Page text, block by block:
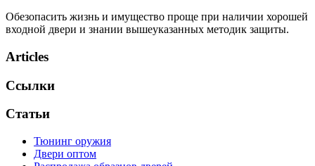
Обезопасить жизнь и имущество проще при наличии хорошей
входной двери и знании вышеуказанных методик защиты.
Articles
Ссылки
Статьи
Тюнинг оружия
Двери оптом